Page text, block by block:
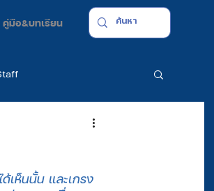
คู่มือ&บทเรียน
เห็นนั้น และเกรง